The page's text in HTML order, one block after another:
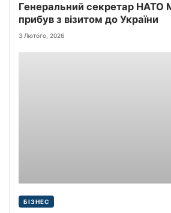
Генеральний секретар НАТО
прибув з візитом до України
3 Лютого, 2026
БІЗНЕС